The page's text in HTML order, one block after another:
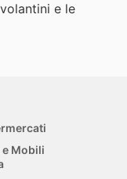
e le
e Mobili